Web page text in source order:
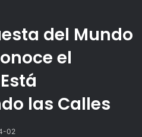
del Mundo
el
las Calles
02